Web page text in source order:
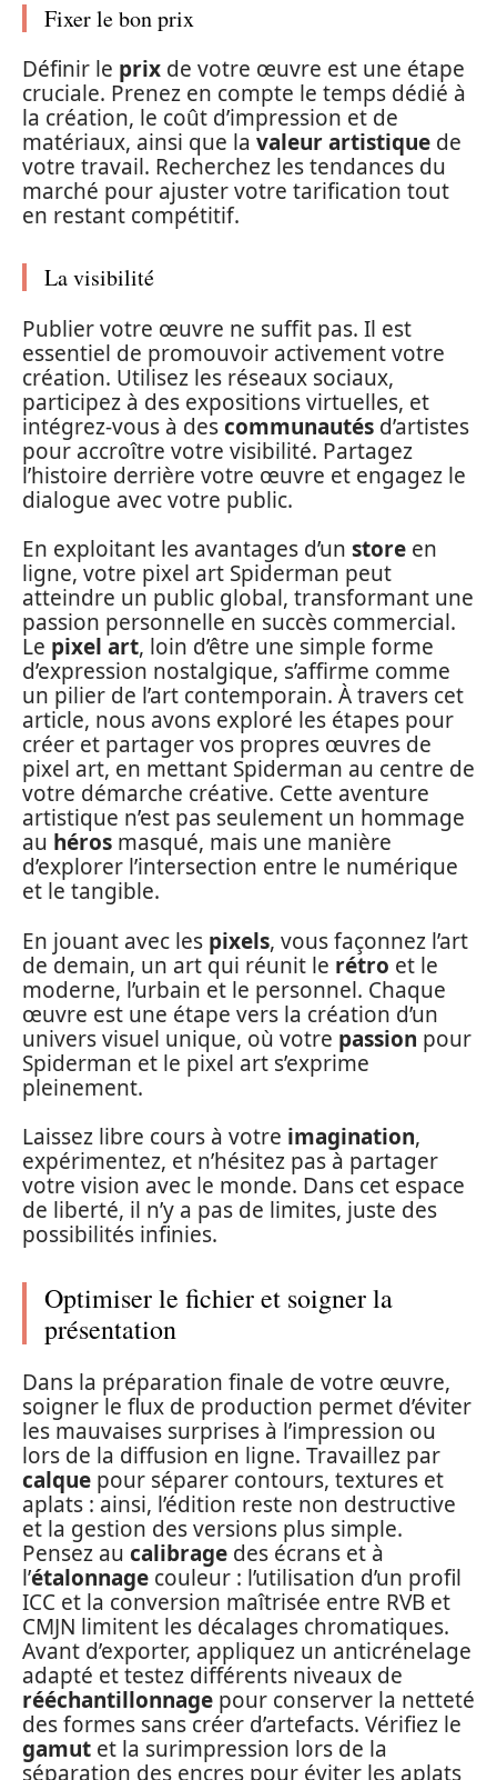
Fixer le bon prix
Définir le prix de votre œuvre est une étape
cruciale. Prenez en compte le temps dédié à
la création, le coût d’impression et de
matériaux, ainsi que la valeur artistique de
votre travail. Recherchez les tendances du
marché pour ajuster votre tarification tout
en restant compétitif.
La visibilité
Publier votre œuvre ne suffit pas. Il est
essentiel de promouvoir activement votre
création. Utilisez les réseaux sociaux,
participez à des expositions virtuelles, et
intégrez-vous à descommunautés d’artistes
pour accroître votre visibilité. Partagez
l’histoire derrière votre œuvre et engagez le
dialogue avec votre public.
En exploitant les avantages d’un store en
ligne, votre pixel art Spiderman peut
atteindre un public global, transformant une
passion personnelle en succès commercial.
Le pixel art, loin d’être une simple forme
d’expression nostalgique, s’affirme comme
un pilier de l’art contemporain. À travers cet
article, nous avons exploré les étapes pour
créer et partager vos propres œuvres de
pixel art, en mettant Spiderman au centre de
votre démarche créative. Cette aventure
artistique n’est pas seulement un hommage
au héros masqué, mais une manière
d’explorer l’intersection entre le numérique
et le tangible.
En jouant avec les pixels, vous façonnez l’art
de demain, un art qui réunit le rétro et le
moderne, l’urbain et le personnel. Chaque
œuvre est une étape vers la création d’un
univers visuel unique, où votre passion pour
Spiderman et le pixel art s’exprime
pleinement.
Laissez libre cours à votre imagination,
expérimentez, et n’hésitez pas à partager
votre vision avec le monde. Dans cet espace
de liberté, il n’y a pas de limites, juste des
possibilités infinies.
Optimiser le fichier et soigner la
présentation
Dans la préparation finale de votre œuvre,
soigner le flux de production permet d’éviter
les mauvaises surprises à l’impression ou
lors de la diffusion en ligne. Travaillez par
calque pour séparer contours, textures et
aplats : ainsi, l’édition reste non destructive
et la gestion des versions plus simple.
Pensez au calibrage des écrans et à
l’étalonnage couleur : l’utilisation d’un profil
ICC et la conversion maîtrisée entre RVB et
CMJN limitent les décalages chromatiques.
Avant d’exporter, appliquez un anticrénelage
adapté et testez différents niveaux de
rééchantillonnage pour conserver la netteté
des formes sans créer d’artefacts. Vérifiez le
gamut et la surimpression lors de la
séparation des encres pour éviter les aplats